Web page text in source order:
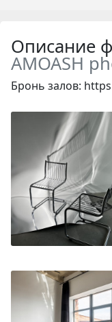
Описание
AMOASH
Бронь залов: